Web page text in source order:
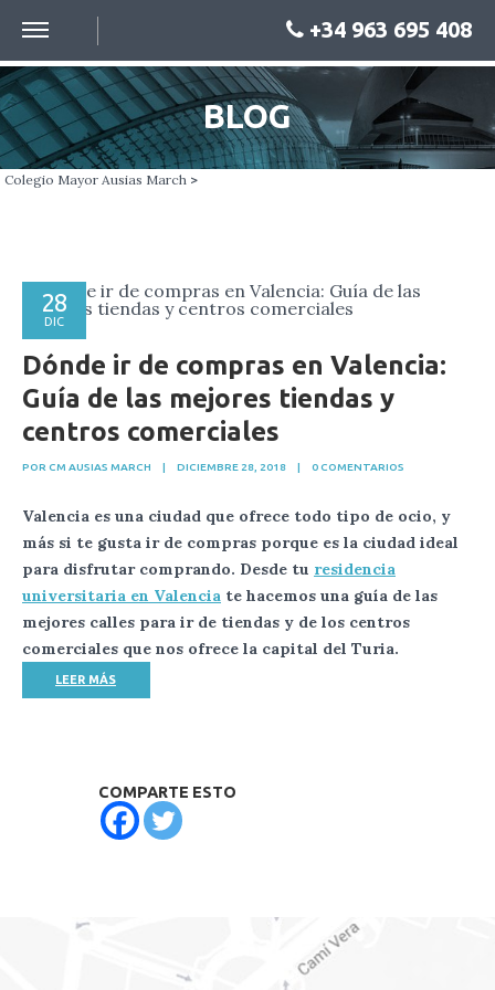
+34 963 695 408
BLOG
Colegio Mayor Ausias March >
28
DIC
Dónde ir de compras en Valencia:
Guía de las mejores tiendas y
centros comerciales
POR CM AUSIAS MARCH | DICIEMBRE 28, 2018 | 0 COMENTARIOS
Valencia es una ciudad que ofrece todo tipo de ocio, y
más si te gusta ir de compras porque es la ciudad ideal
para disfrutar comprando. Desde tu residencia
universitaria en Valencia te hacemos una guía de las
mejores calles para ir de tiendas y de los centros
comerciales que nos ofrece la capital del Turia.
LEER MÁS
COMPARTE ESTO